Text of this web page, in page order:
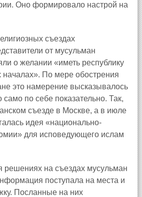
Оно формировало настрой на
съездах
от мусульман
о желании «иметь республику
По мере обострения
это намерение высказывалось
само по себе показательно. Так,
съезде в Москве, а в июле
идея «национально-
для исповедующего ислам
на съездах мусульман
поступала на места и
Посланные на них